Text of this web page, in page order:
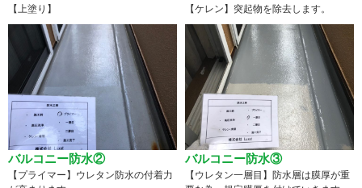
【上塗り】 【ケレン】突起物を除去します。
バルコニー防水②
【プライマー】ウレタン防水の付着力
バルコニー防水③
【ウレタン一層目】防水層は膜厚が重